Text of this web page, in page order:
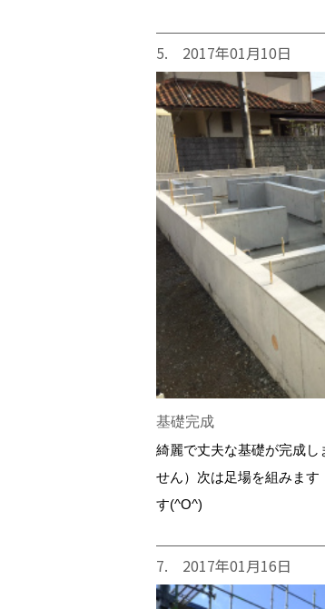
5. 2017年01月10日
基礎完成
綺麗で丈夫な基礎が完成
せん）次は足場を組みます
す(^O^)
7. 2017年01月16日